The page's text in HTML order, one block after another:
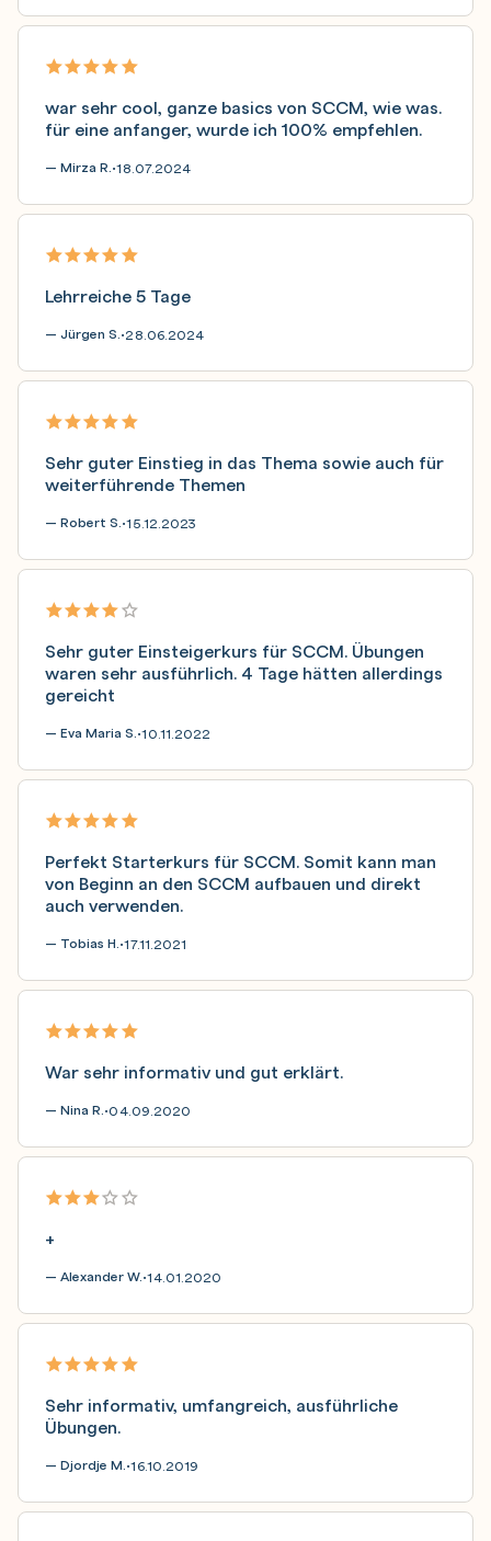
war sehr cool, ganze basics von SCCM, wie was.
für eine anfanger, wurde ich 100% empfehlen.
— Mirza R.•18.07.2024
Lehrreiche 5 Tage
— Jürgen S.•28.06.2024
Sehr guter Einstieg in das Thema sowie auch für
weiterführende Themen
— Robert S.•15.12.2023
Sehr guter Einsteigerkurs für SCCM. Übungen
waren sehr ausführlich. 4 Tage hätten allerdings
gereicht
— Eva Maria S.•10.11.2022
Perfekt Starterkurs für SCCM. Somit kann man
von Beginn an den SCCM aufbauen und direkt
auch verwenden.
— Tobias H.•17.11.2021
War sehr informativ und gut erklärt.
— Nina R.•04.09.2020
+
— Alexander W.•14.01.2020
Sehr informativ, umfangreich, ausführliche
Übungen.
— Djordje M.•16.10.2019